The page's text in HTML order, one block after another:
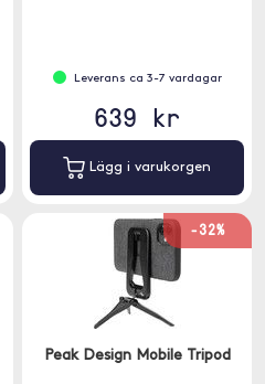
Leverans ca 3-7 vardagar
639 kr
Lägg i varukorgen
-32%
Peak Design Mobile Tripod